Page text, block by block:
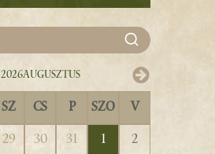
2026Augusztus
SZ CS P SZO V
29 30 31 1
2